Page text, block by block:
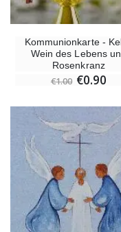
Kommunionkarte -
Wein des Lebens
Rosenkranz
€1.00 €0.90